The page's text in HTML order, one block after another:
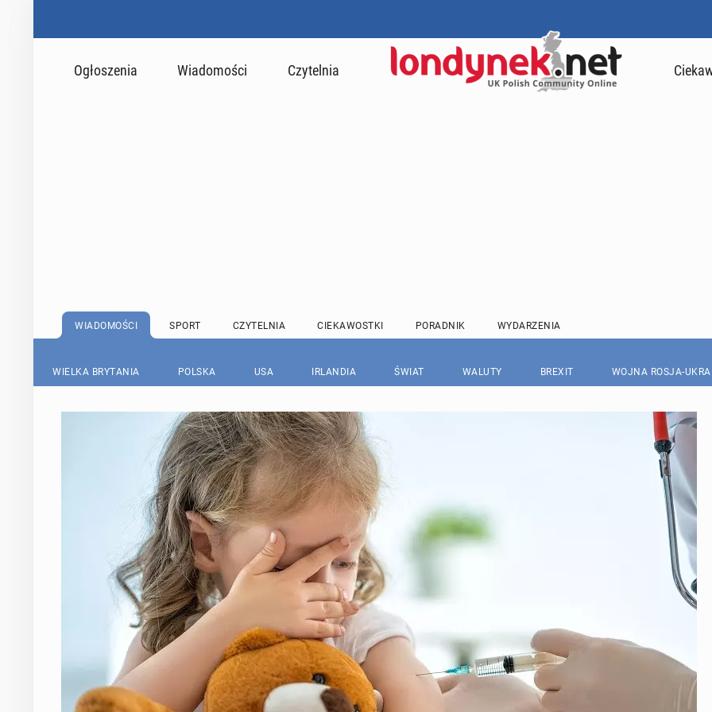
Ogłoszenia Wiadomości Czytelnia
WIADOMOŚCI SPORT CZYTELNIA CIEKAWOSTKI PORADNIK WYDARZENIA
WIELKA BRYTANIA POLSKA USA IRLANDIA ŚWIAT WALUTY BREXIT WOJNA ROSJA-